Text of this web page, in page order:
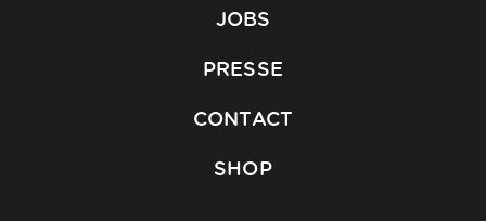
JOBS
PRESSE
CONTACT
SHOP